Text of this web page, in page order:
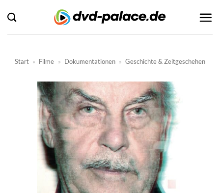
Inhalt
springen
Start » Filme » Dokumentationen » Geschichte & Zeitgeschehen